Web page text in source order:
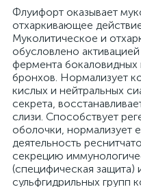
Флуифорт оказывает
отхаркивающее
Муколитическое и
обусловлено
фермента бокаловидных
бронхов. Нормализует
кислых и нейтральных
секрета,
слизи. Способствует
оболочки, нормализует
деятельность
секрецию
(специфическая защита)
сульфгидрильных групп